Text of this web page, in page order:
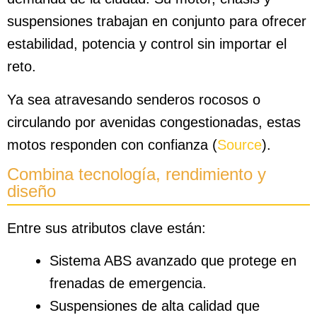
suspensiones trabajan en conjunto para ofrecer
estabilidad, potencia y control sin importar el
reto.
Ya sea atravesando senderos rocosos o
circulando por avenidas congestionadas, estas
motos responden con confianza (Source).
Combina tecnología, rendimiento y
diseño
Entre sus atributos clave están:
Sistema ABS avanzado que protege en
frenadas de emergencia.
Suspensiones de alta calidad que